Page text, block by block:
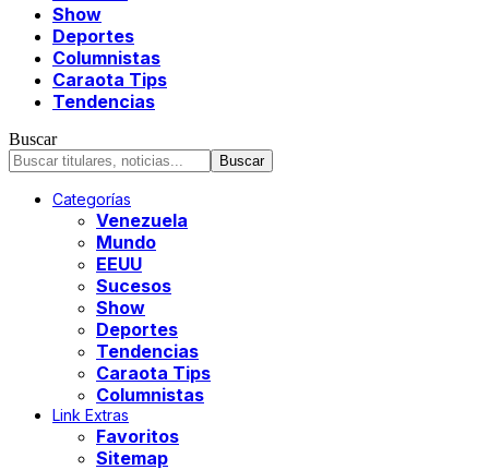
Show
Deportes
Columnistas
Caraota Tips
Tendencias
Buscar
Categorías
Venezuela
Mundo
EEUU
Sucesos
Show
Deportes
Tendencias
Caraota Tips
Columnistas
Link Extras
Favoritos
Sitemap